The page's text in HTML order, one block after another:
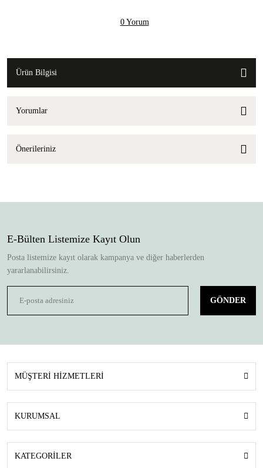
0 Yorum
Ürün Bilgisi
Yorumlar
Önerileriniz
E-Bülten Listemize Kayıt Olun
Posta listemize kayıt olarak kampanya ve diğer haberlerden
yararlanabilirsiniz.
GÖNDER
MÜŞTERİ HİZMETLERİ
KURUMSAL
KATEGORİLER